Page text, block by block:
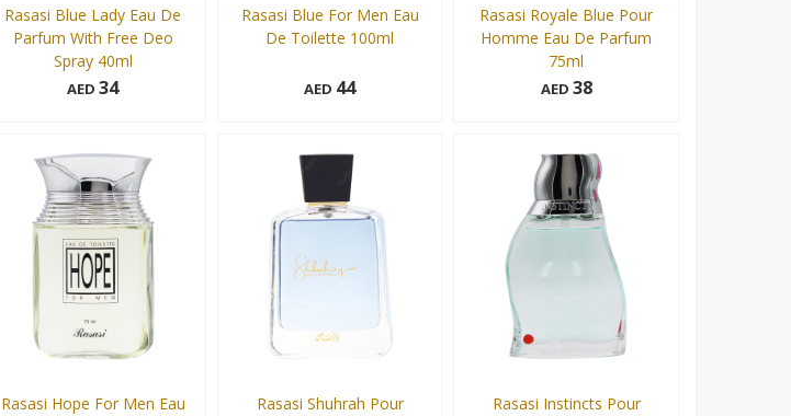
Rasasi Blue Lady Eau De
Parfum With Free Deo
Spray 40ml
AED34
Add to cart
Rasasi Blue For Men Eau
De Toilette 100ml
AED 44
Rasasi Royale Blue Pour
Homme Eau De Parfum
75ml
AED 38
Rasasi Hope For Men Eau
Rasasi Shuhrah Pour
Rasasi Instincts Pour